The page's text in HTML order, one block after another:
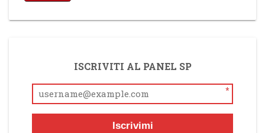
ISCRIVITI AL PANEL SP
*
Iscrivimi